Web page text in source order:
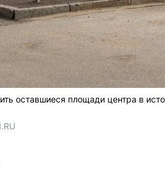
оставшиеся площади центра в